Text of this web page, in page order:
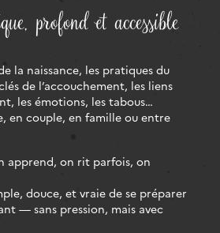
profond et accessible
la naissance, les pratiques du
de l’accouchement, les liens
les émotions, les tabous…
en couple, en famille ou entre
apprend, on rit parfois, on
douce, et vraie de se préparer
— sans pression, mais avec